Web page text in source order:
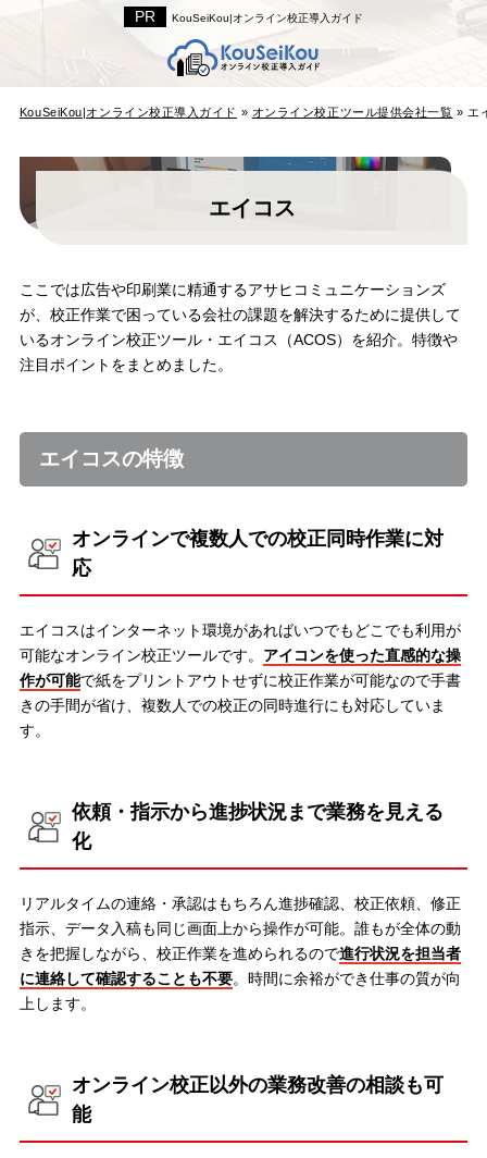
KouSeiKou|オンライン校正導入ガイド
KouSeiKou|オンライン校正導入ガイド » オンライン校正ツール提供会社一覧 » エ
エイコス
ここでは広告や印刷業に精通するアサヒコミュニケーションズ
が、校正作業で困っている会社の課題を解決するために提供して
いるオンライン校正ツール・エイコス（ACOS）を紹介。特徴や
注目ポイントをまとめました。
エイコスの特徴
オンラインで複数人での校正同時作業に対
応
エイコスはインターネット環境があればいつでもどこでも利用が
可能なオンライン校正ツールです。 アイコンを使った直感的な操
作が可能で紙をプリントアウトせずに校正作業が可能なので手書
きの手間が省け、複数人での校正の同時進行にも対応していま
す。
依頼・指示から進捗状況まで業務を見える
化
リアルタイムの連絡・承認はもちろん進捗確認、校正依頼、修正
指示、データ入稿も同じ画面上から操作が可能。誰もが全体の動
きを把握しながら、校正作業を進められるので進行状況を担当者
に連絡して確認することも不要。時間に余裕ができ仕事の質が向
上します。
オンライン校正以外の業務改善の相談も可
能